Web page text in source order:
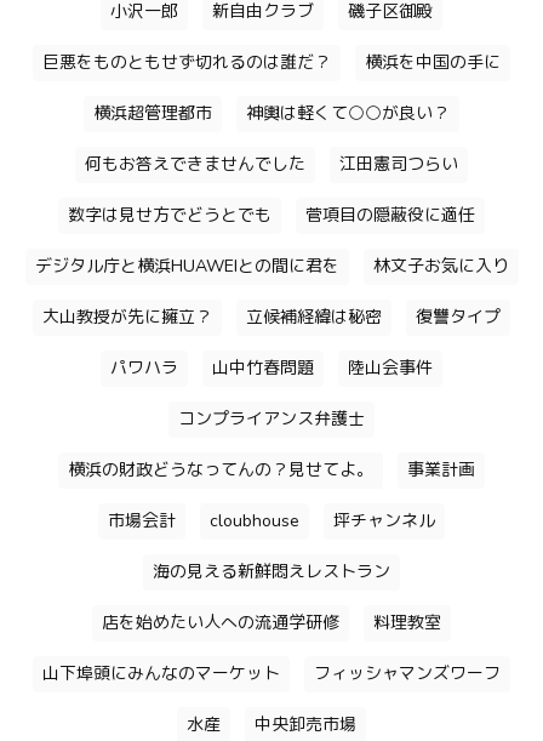
小沢一郎 新自由クラブ 磯子区御殿
巨悪をものともせず切れるのは誰だ？ 横浜を中国の手に
横浜超管理都市 神輿は軽くて○○が良い？
何もお答えできませんでした 江田憲司つらい
数字は見せ方でどうとでも 菅項目の隠蔽役に適任
デジタル庁と横浜HUAWEIとの間に君を 林文子お気に入り
大山教授が先に擁立？ 立候補経緯は秘密 復讐タイプ
パワハラ 山中竹春問題 陸山会事件
コンプライアンス弁護士
横浜の財政どうなってんの？見せてよ。 事業計画
市場会計 cloubhouse 坪チャンネル
海の見える新鮮悶えレストラン
店を始めたい人への流通学研修 料理教室
山下埠頭にみんなのマーケット フィッシャマンズワーフ
水産 中央卸売市場